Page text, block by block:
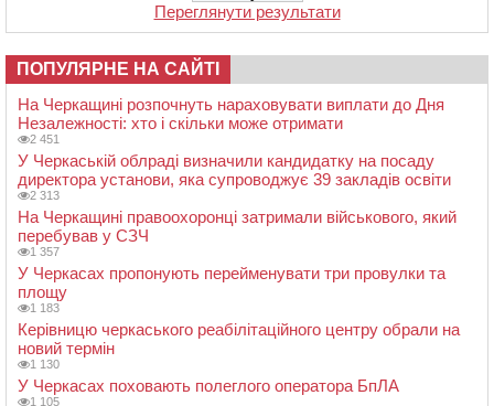
Переглянути результати
ПОПУЛЯРНЕ НА САЙТІ
На Черкащині розпочнуть нараховувати виплати до Дня
Незалежності: хто і скільки може отримати
2 451
У Черкаській облраді визначили кандидатку на посаду
директора установи, яка супроводжує 39 закладів освіти
2 313
На Черкащині правоохоронці затримали військового, який
перебував у СЗЧ
1 357
У Черкасах пропонують перейменувати три провулки та
площу
1 183
Керівницю черкаського реабілітаційного центру обрали на
новий термін
1 130
У Черкасах поховають полеглого оператора БпЛА
1 105